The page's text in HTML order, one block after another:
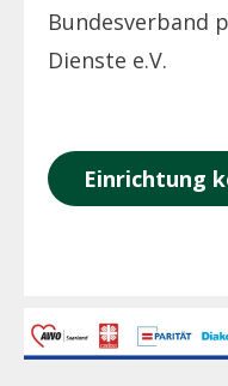
Bundesverband
Dienste e.V.
Einrichtung